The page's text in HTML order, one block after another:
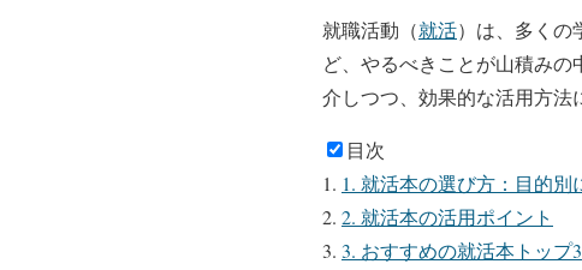
就職活動（就活）は、多くの
ど、やるべきことが山積みの
介しつつ、効果的な活用方法
目次
1. 就活本の選び方：目的別
2. 就活本の活用ポイント
3. おすすめの就活本トップ3